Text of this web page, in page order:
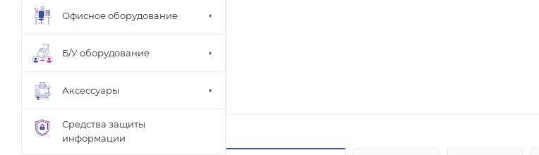
Офисное оборудование
Б/У оборудование
Аксессуары
Средства защиты
информации